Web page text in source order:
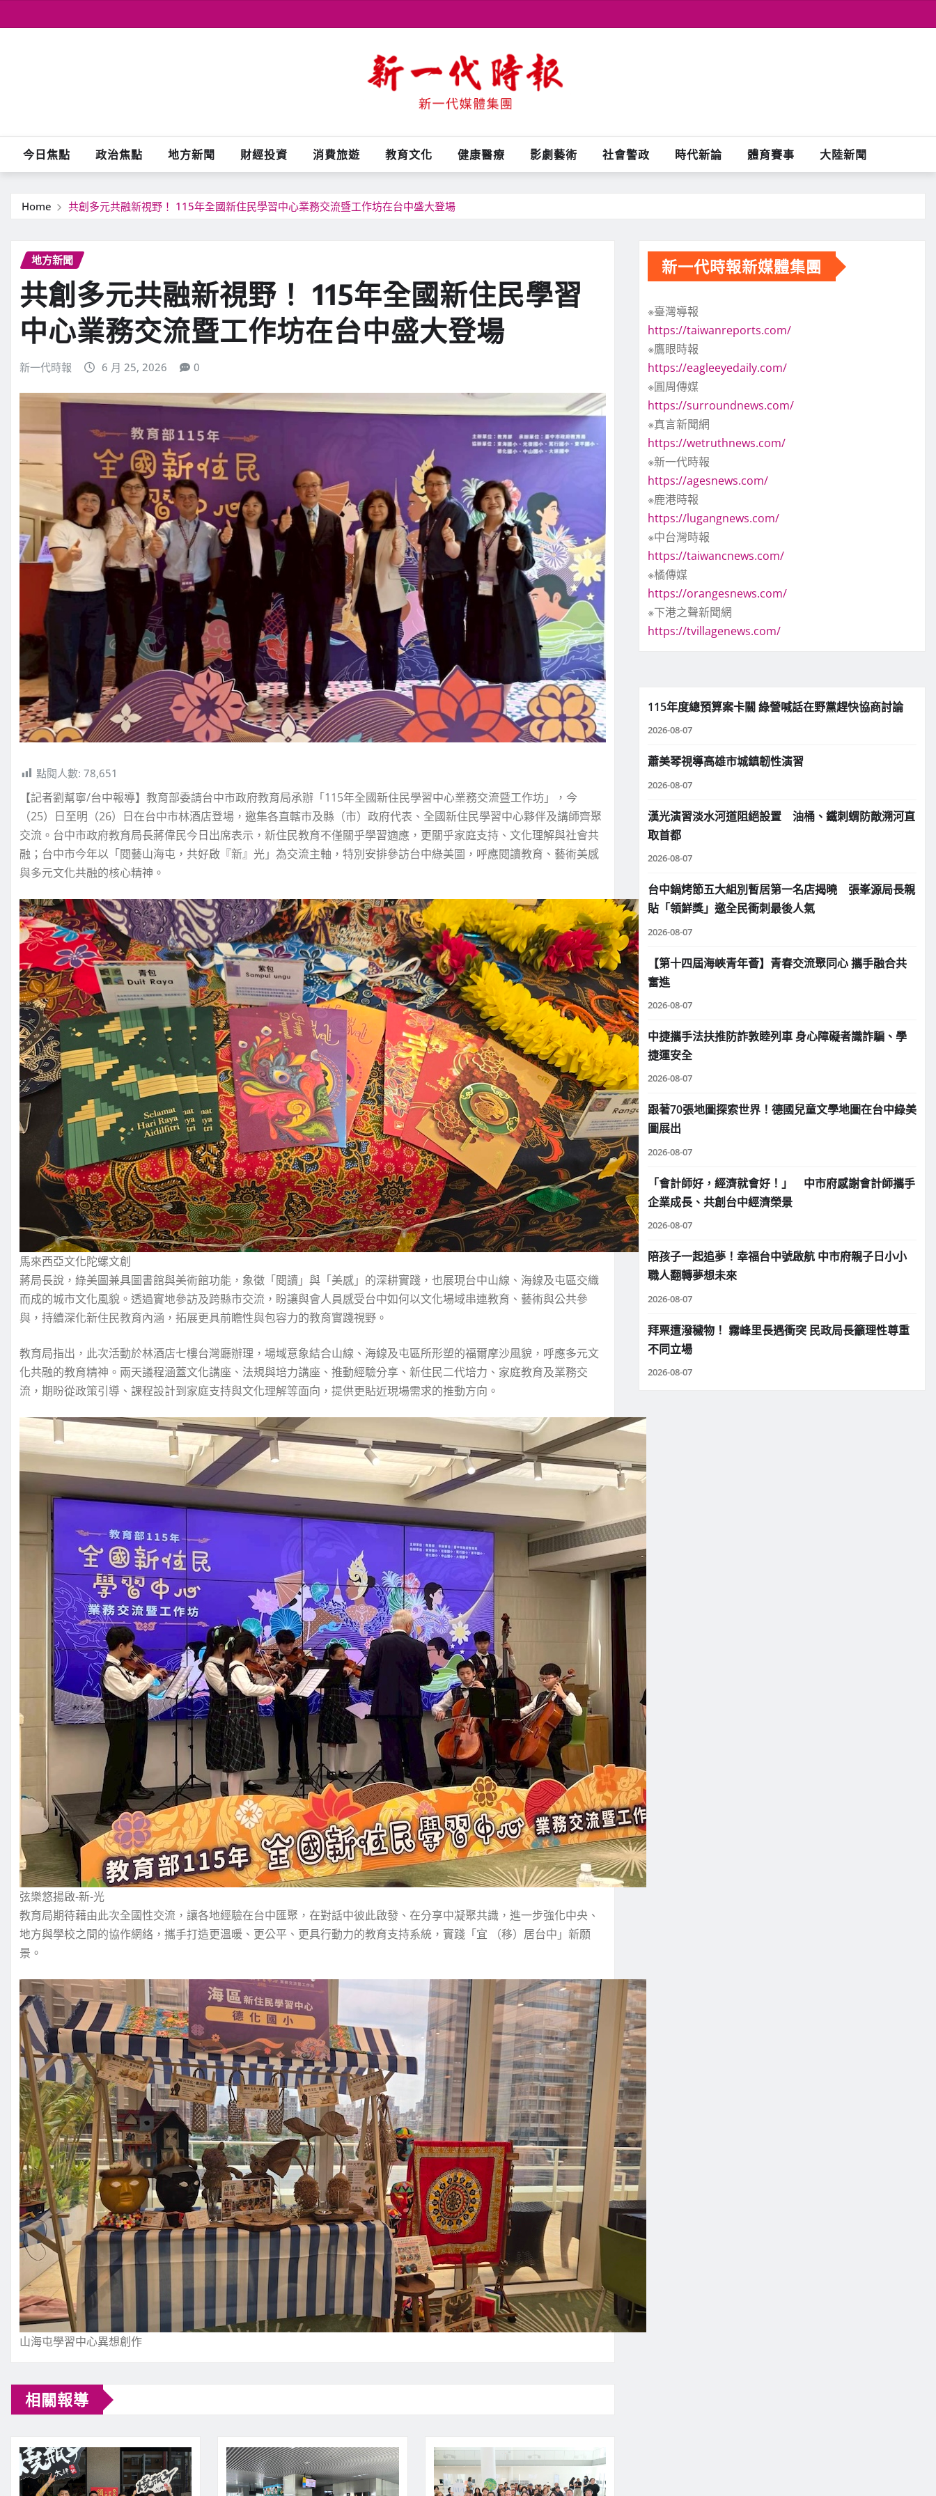
to
今日焦點 政治焦點 地方新聞 財經投資 消費旅遊 教育文化 健康醫療 影劇藝術 社會警政 時代新論 體育賽事 大陸新聞
Home 共創多元共融新視野！ 115年全國新住民學習中心業務交流暨工作坊在台中盛大登場
地方新聞
共創多元共融新視野！ 115年全國新住民學習
中心業務交流暨工作坊在台中盛大登場
新一代時報 6 月 25, 2026 0
點閱人數: 78,651
【記者劉幫寧/台中報導】教育部委請台中市政府教育局承辦「115年全國新住民學習中心業務交流暨工作坊」，今
（25）日至明（26）日在台中市林酒店登場，邀集各直轄市及縣（市）政府代表、全國新住民學習中心夥伴及講師齊聚
交流。台中市政府教育局長蔣偉民今日出席表示，新住民教育不僅關乎學習適應，更關乎家庭支持、文化理解與社會共
融；台中市今年以「閱藝山海屯，共好啟『新』光」為交流主軸，特別安排參訪台中綠美圖，呼應閱讀教育、藝術美感
與多元文化共融的核心精神。
馬來西亞文化陀螺文創
蔣局長說，綠美圖兼具圖書館與美術館功能，象徵「閱讀」與「美感」的深耕實踐，也展現台中山線、海線及屯區交織
而成的城市文化風貌。透過實地參訪及跨縣市交流，盼讓與會人員感受台中如何以文化場域串連教育、藝術與公共參
與，持續深化新住民教育內涵，拓展更具前瞻性與包容力的教育實踐視野。
教育局指出，此次活動於林酒店七樓台灣廳辦理，場域意象結合山線、海線及屯區所形塑的福爾摩沙風貌，呼應多元文
化共融的教育精神。兩天議程涵蓋文化講座、法規與培力講座、推動經驗分享、新住民二代培力、家庭教育及業務交
流，期盼從政策引導、課程設計到家庭支持與文化理解等面向，提供更貼近現場需求的推動方向。
弦樂悠揚啟-新-光
教育局期待藉由此次全國性交流，讓各地經驗在台中匯聚，在對話中彼此啟發、在分享中凝聚共識，進一步強化中央、
地方與學校之間的協作網絡，攜手打造更溫暖、更公平、更具行動力的教育支持系統，實踐「宜 （移）居台中」新願
景。
山海屯學習中心異想創作
相關報導
新一代時報新媒體集團
※臺灣導報
https://taiwanreports.com/
※鷹眼時報
https://eagleeyedaily.com/
※圓周傳媒
https://surroundnews.com/
※真言新聞網
https://wetruthnews.com/
※新一代時報
https://agesnews.com/
※鹿港時報
https://lugangnews.com/
※中台灣時報
https://taiwancnews.com/
※橘傳媒
https://orangesnews.com/
※下港之聲新聞網
https://tvillagenews.com/
115年度總預算案卡關 綠營喊話在野黨趕快協商討論
2026-08-07
蕭美琴視導高雄市城鎮韌性演習
2026-08-07
漢光演習淡水河道阻絕設置 油桶、鐵刺蝟防敵溯河直
取首都
2026-08-07
台中鍋烤節五大組別暫居第一名店揭曉 張峯源局長親
貼「領鮮獎」邀全民衝刺最後人氣
2026-08-07
【第十四屆海峽青年薈】青春交流聚同心 攜手融合共
奮進
2026-08-07
中捷攜手法扶推防詐敦睦列車 身心障礙者識詐騙、學
捷運安全
2026-08-07
跟著70張地圖探索世界！德國兒童文學地圖在台中綠美
圖展出
2026-08-07
「會計師好，經濟就會好！」 中市府感謝會計師攜手
企業成長、共創台中經濟榮景
2026-08-07
陪孩子一起追夢！幸福台中號啟航 中市府親子日小小
職人翻轉夢想未來
2026-08-07
拜票遭潑穢物！ 霧峰里長遇衝突 民政局長籲理性尊重
不同立場
2026-08-07